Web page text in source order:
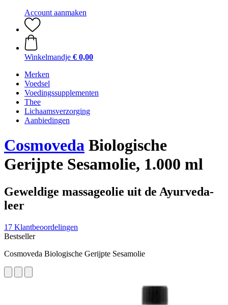
Account aanmaken
Winkelmandje € 0,00
Merken
Voedsel
Voedingssupplementen
Thee
Lichaamsverzorging
Aanbiedingen
Cosmoveda Biologische
Gerijpte Sesamolie, 1.000 ml
Geweldige massageolie uit de Ayurveda-
leer
17 Klantbeoordelingen
Bestseller
Cosmoveda Biologische Gerijpte Sesamolie